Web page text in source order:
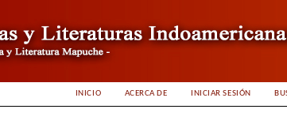
INICIO ACERCA DE INICIAR SESIÓN